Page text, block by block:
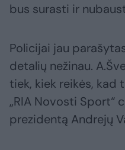
bus surasti ir
Policijai jau
detalių nežinau.
tiek, kiek reikės, kad
„RIA Novosti Sport“
prezidentą Andrejų